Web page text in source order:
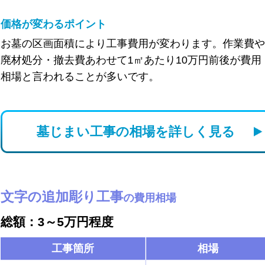
価格が変わるポイント
お墓の区画面積により工事費用が変わります。作業費や
廃材処分・撤去費あわせて1㎡あたり10万円前後が費用
相場と言われることが多いです。
墓じまい工事の相場を詳しく見る
文字の追加彫り工事の費用相場
総額：3～5万円程度
工事箇所
相場